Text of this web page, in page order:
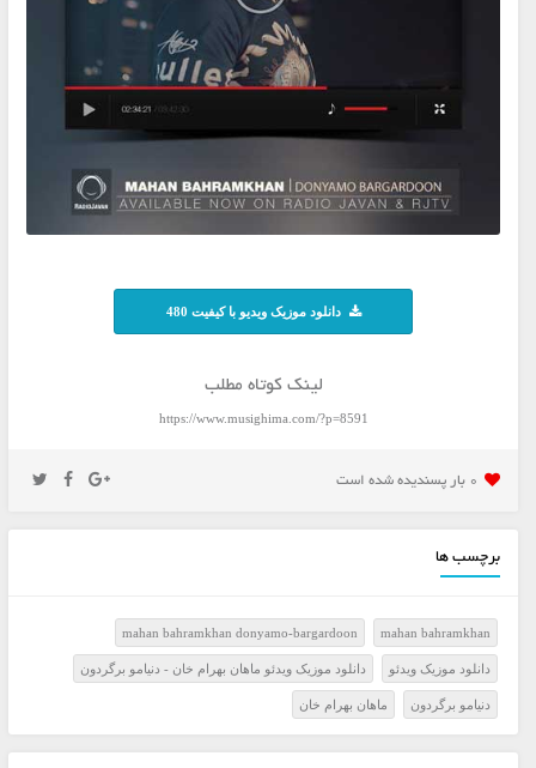
دانلود موزیک ویدیو با کیفیت 480
لینک کوتاه مطلب
https://www.musighima.com/?p=8591
0 بار پسنديده شده است
برچسب ها
mahan bahramkhan
mahan bahramkhan donyamo-bargardoon
دانلود موزیک ویدئو دانلود موزیک ویدئو ماهان بهرام خان - دنیامو برگردون
دنیامو برگردون ماهان بهرام خان